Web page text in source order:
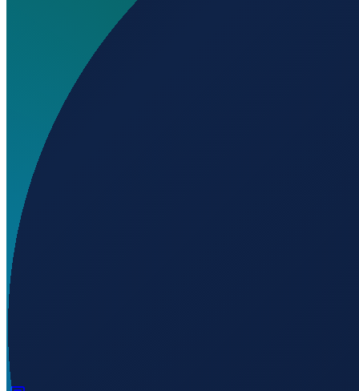
Wird geladen...